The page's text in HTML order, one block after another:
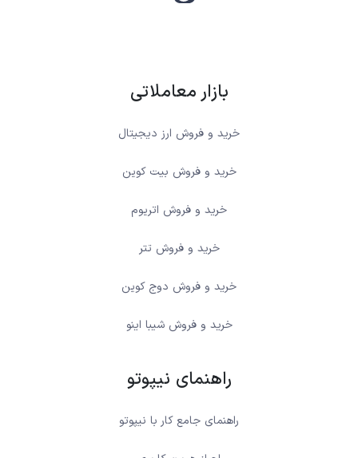
بازار معاملاتی
خرید و فروش ارز دیجیتال
خرید و فروش بیت کوین
خرید و فروش اتریوم
خرید و فروش تتر
خرید و فروش دوج کوین
خرید و فروش شیبا اینو
راهنمای نیپوتو
راهنمای جامع کار با نیپوتو